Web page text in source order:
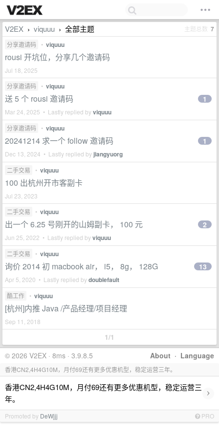
V2EX › viquuu › 全部主题 主题总数 7
分享邀请码 • viquuu
rousi 开坑位，分享几个邀请码
Jul 18, 2025
分享邀请码
• viquuu
送 5 个 rousi 邀请码
Mar 24, 2025 • Lastly replied byviquuu
1
分享邀请码 • viquuu
20241214 求一个 follow 邀请码
Dec 13, 2024 • Lastly replied by jiangyuorg
1
二手交易 • viquuu
100 出杭州开市客副卡
Jul 23, 2023
二手交易
• viquuu
出一个 6.25 号刚开的山姆副卡， 100 元
Jun 25, 2022 • Lastly replied byviquuu
2
二手交易 • viquuu
询价 2014 初 macbook air， i5， 8g， 128G
Apr 5, 2020 • Lastly replied bydoublefault
13
酷工作 • viquuu
[杭州]内推 Java /产品经理/项目经理
Sep 11, 2018
1/1
About · Language
© 2026 V2EX · 8ms · 3.9.8.5
香港CN2,4H4G10M，月付69还有更多优惠机型，稳定运营三年。
香港CN2,4H4G10M，月付69还有更多优惠机型，稳定运营三
年。
›
Promoted by DeWjjj PRO